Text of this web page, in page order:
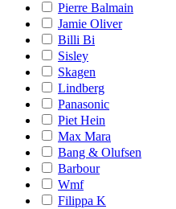
Pierre Balmain
Jamie Oliver
Billi Bi
Sisley
Skagen
Lindberg
Panasonic
Piet Hein
Max Mara
Bang & Olufsen
Barbour
Wmf
Filippa K